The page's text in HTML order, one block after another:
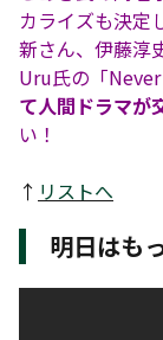
カライズも決定
新さん、伊藤淳
Uru氏の「Never
て人間ドラマが
い！
↑ リストへ
明日はも